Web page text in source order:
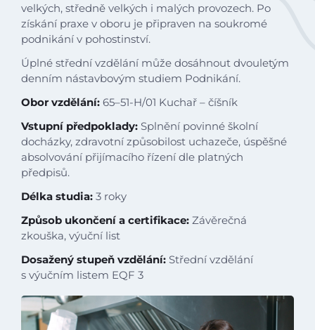
Úvod
Aktuálně
Škola
velkých, středně velkých i malých provozech. Po
získání praxe v oboru je připraven na soukromé
podnikání v pohostinství.
Úplné střední vzdělání může dosáhnout dvouletým
denním nástavbovým studiem Podnikání.
Obor vzdělání: 65–51-H/01 Kuchař – číšník
Vstupní předpoklady: Splnění povinné školní
docházky, zdravotní způsobilost uchazeče, úspěšné
absolvování přijímacího řízení dle platných
předpisů.
Délka studia: 3 roky
Způsob ukončení a certifikace: Závěrečná
zkouška, výuční list
Dosažený stupeň vzdělání: Střední vzdělání
s výučním listem EQF 3